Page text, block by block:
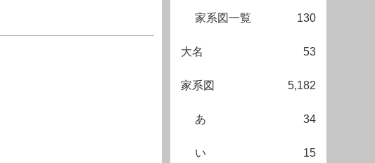
家系図一覧 130
大名 53
家系図 5,182
あ 34
い 15